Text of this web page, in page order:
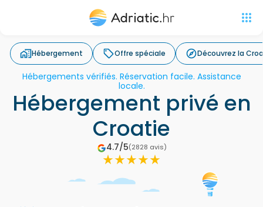
Hébergements vérifiés. Réservation facile. Assistance
locale.
Hébergement privé en
Croatie
4.7/5(2828 avis)
Hébergement Offre spéciale Découvrez la